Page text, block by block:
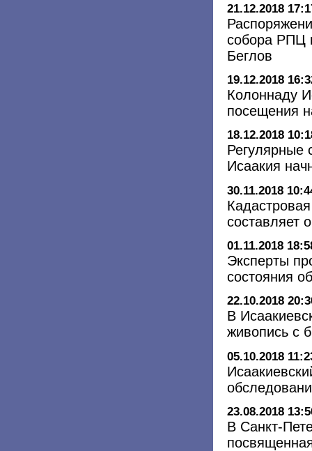
21.12.2018
собора РПЦ
Беглов
19.12.2018
Колоннаду
посещения
18.12.2018
Регулярные
Исаакия
30.11.2018
составляет
01.11.2018
Эксперты
состояния
22.10.2018
В
живопись с
05.10.2018
23.08.2018
В Санкт-